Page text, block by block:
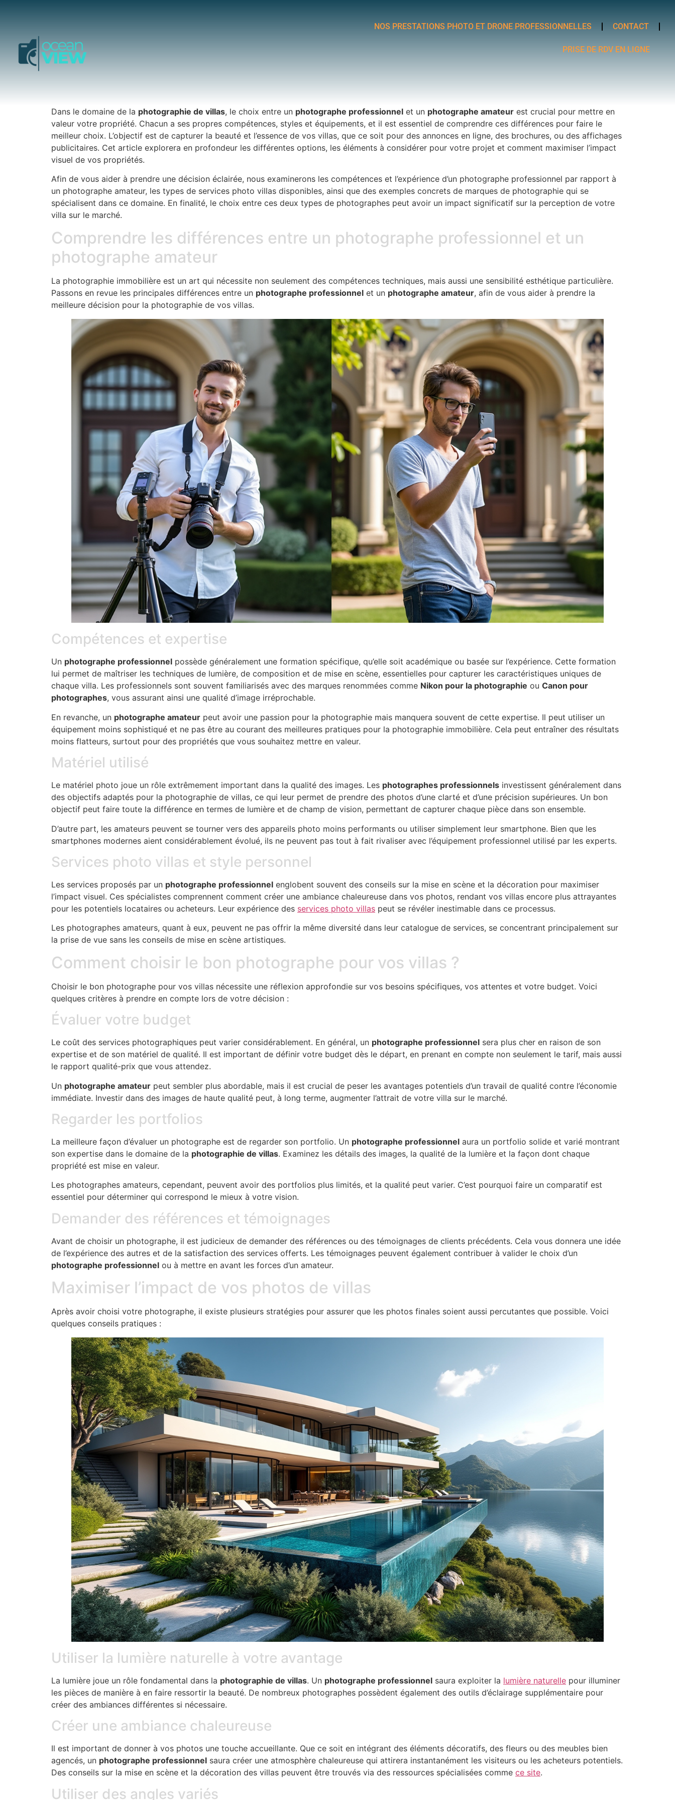
NOS PRESTATIONS PHOTO ET DRONE PROFESSIONNELLES CONTACT
PRISE DE RDV EN LIGNE
Dans le domaine de la photographie de villas, le choix entre un photographe professionnel et un photographe amateur est crucial pour mettre en
valeur votre propriété. Chacun a ses propres compétences, styles et équipements, et il est essentiel de comprendre ces différences pour faire le
meilleur choix. L’objectif est de capturer la beauté et l’essence de vos villas, que ce soit pour des annonces en ligne, des brochures, ou des affichages
publicitaires. Cet article explorera en profondeur les différentes options, les éléments à considérer pour votre projet et comment maximiser l’impact
visuel de vos propriétés.
Afin de vous aider à prendre une décision éclairée, nous examinerons les compétences et l’expérience d’un photographe professionnel par rapport à
un photographe amateur, les types de services photo villas disponibles, ainsi que des exemples concrets de marques de photographie qui se
spécialisent dans ce domaine. En finalité, le choix entre ces deux types de photographes peut avoir un impact significatif sur la perception de votre
villa sur le marché.
Comprendre les différences entre un photographe professionnel et un
photographe amateur
La photographie immobilière est un art qui nécessite non seulement des compétences techniques, mais aussi une sensibilité esthétique particulière.
Passons en revue les principales différences entre un photographe professionnel et un photographe amateur, afin de vous aider à prendre la
meilleure décision pour la photographie de vos villas.
Compétences et expertise
Un photographe professionnel possède généralement une formation spécifique, qu’elle soit académique ou basée sur l’expérience. Cette formation
lui permet de maîtriser les techniques de lumière, de composition et de mise en scène, essentielles pour capturer les caractéristiques uniques de
chaque villa. Les professionnels sont souvent familiarisés avec des marques renommées comme Nikon pour la photographie ou Canon pour
photographes, vous assurant ainsi une qualité d’image irréprochable.
En revanche, un photographe amateur peut avoir une passion pour la photographie mais manquera souvent de cette expertise. Il peut utiliser un
équipement moins sophistiqué et ne pas être au courant des meilleures pratiques pour la photographie immobilière. Cela peut entraîner des résultats
moins flatteurs, surtout pour des propriétés que vous souhaitez mettre en valeur.
Matériel utilisé
Le matériel photo joue un rôle extrêmement important dans la qualité des images. Les photographes professionnels investissent généralement dans
des objectifs adaptés pour la photographie de villas, ce qui leur permet de prendre des photos d’une clarté et d’une précision supérieures. Un bon
objectif peut faire toute la différence en termes de lumière et de champ de vision, permettant de capturer chaque pièce dans son ensemble.
D’autre part, les amateurs peuvent se tourner vers des appareils photo moins performants ou utiliser simplement leur smartphone. Bien que les
smartphones modernes aient considérablement évolué, ils ne peuvent pas tout à fait rivaliser avec l’équipement professionnel utilisé par les experts.
Services photo villas et style personnel
Les services proposés par un photographe professionnel englobent souvent des conseils sur la mise en scène et la décoration pour maximiser
l’impact visuel. Ces spécialistes comprennent comment créer une ambiance chaleureuse dans vos photos, rendant vos villas encore plus attrayantes
pour les potentiels locataires ou acheteurs. Leur expérience des services photo villas peut se révéler inestimable dans ce processus.
Les photographes amateurs, quant à eux, peuvent ne pas offrir la même diversité dans leur catalogue de services, se concentrant principalement sur
la prise de vue sans les conseils de mise en scène artistiques.
Comment choisir le bon photographe pour vos villas ?
Choisir le bon photographe pour vos villas nécessite une réflexion approfondie sur vos besoins spécifiques, vos attentes et votre budget. Voici
quelques critères à prendre en compte lors de votre décision :
Évaluer votre budget
Le coût des services photographiques peut varier considérablement. En général, un photographe professionnel sera plus cher en raison de son
expertise et de son matériel de qualité. Il est important de définir votre budget dès le départ, en prenant en compte non seulement le tarif, mais aussi
le rapport qualité-prix que vous attendez.
Un photographe amateur peut sembler plus abordable, mais il est crucial de peser les avantages potentiels d’un travail de qualité contre l’économie
immédiate. Investir dans des images de haute qualité peut, à long terme, augmenter l’attrait de votre villa sur le marché.
Regarder les portfolios
La meilleure façon d’évaluer un photographe est de regarder son portfolio. Un photographe professionnel aura un portfolio solide et varié montrant
son expertise dans le domaine de la photographie de villas. Examinez les détails des images, la qualité de la lumière et la façon dont chaque
propriété est mise en valeur.
Les photographes amateurs, cependant, peuvent avoir des portfolios plus limités, et la qualité peut varier. C’est pourquoi faire un comparatif est
essentiel pour déterminer qui correspond le mieux à votre vision.
Demander des références et témoignages
Avant de choisir un photographe, il est judicieux de demander des références ou des témoignages de clients précédents. Cela vous donnera une idée
de l’expérience des autres et de la satisfaction des services offerts. Les témoignages peuvent également contribuer à valider le choix d’un
photographe professionnel ou à mettre en avant les forces d’un amateur.
Maximiser l’impact de vos photos de villas
Après avoir choisi votre photographe, il existe plusieurs stratégies pour assurer que les photos finales soient aussi percutantes que possible. Voici
quelques conseils pratiques :
Utiliser la lumière naturelle à votre avantage
La lumière joue un rôle fondamental dans la photographie de villas. Un photographe professionnel saura exploiter la lumière naturelle pour illuminer
les pièces de manière à en faire ressortir la beauté. De nombreux photographes possèdent également des outils d’éclairage supplémentaire pour
créer des ambiances différentes si nécessaire.
Créer une ambiance chaleureuse
Il est important de donner à vos photos une touche accueillante. Que ce soit en intégrant des éléments décoratifs, des fleurs ou des meubles bien
agencés, un photographe professionnel saura créer une atmosphère chaleureuse qui attirera instantanément les visiteurs ou les acheteurs potentiels.
Des conseils sur la mise en scène et la décoration des villas peuvent être trouvés via des ressources spécialisées comme ce site.
Utiliser des angles variés